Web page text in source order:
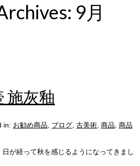
9月
施灰釉
in: お勧め商品 ブログ 古美術 商品 商品
が経って秋を感じるようになってきまし